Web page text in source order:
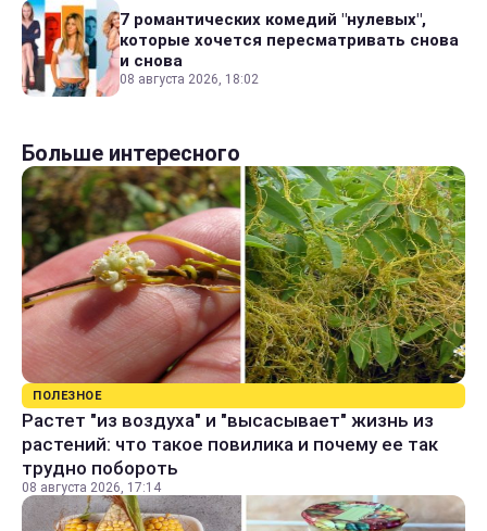
7 романтических комедий "нулевых",
которые хочется пересматривать снова
и снова
08 августа 2026, 18:02
Больше интересного
ПОЛЕЗНОЕ
Растет "из воздуха" и "высасывает" жизнь из
растений: что такое повилика и почему ее так
трудно побороть
08 августа 2026, 17:14